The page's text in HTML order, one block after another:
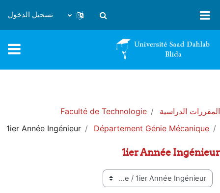
تبديل إدخال البحث
تسجيل الدخول
المقررات الدراسية
Faculté de Technologie
Département Génie Mécanique
1ier Année Ingénieur
1ier Année Ingénieur
تصنيفات المقررات